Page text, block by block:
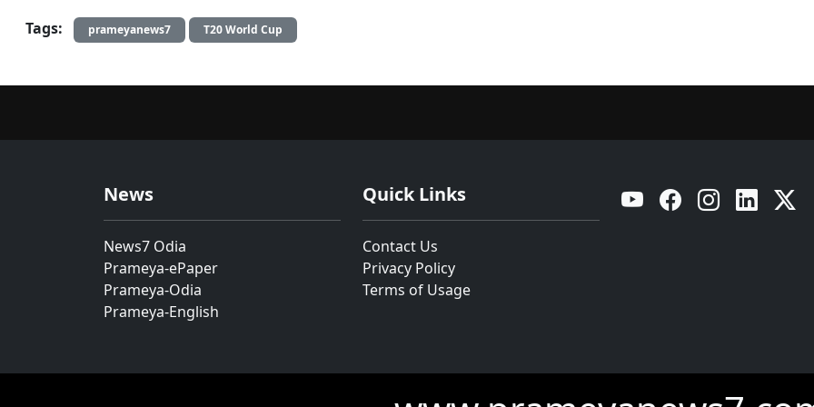
Tags: prameyanews7 T20 World Cup
News
News7 Odia
Prameya-ePaper
Prameya-Odia
Prameya-English
Quick Links
Contact Us
Privacy Policy
Terms of Usage
YouTube Facebook Instagram